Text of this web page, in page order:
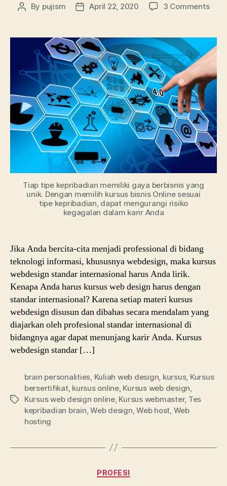
Post
By pujism
PostApril 22, 2020 3 Commentson
Tiap tipe kepribadian memiliki gaya berbisnis yang
unik. Dengan memilih kursus bisnis Online sesuai
tipe kepribadian, dapat mengurangi risiko
kegagalan dalam karir Anda
Jika Anda bercita-cita menjadi professional di bidang
teknologi informasi, khususnya webdesign, maka kursus
webdesign standar internasional harus Anda lirik.
Kenapa Anda harus kursus web design harus dengan
standar internasional? Karena setiap materi kursus
webdesign disusun dan dibahas secara mendalam yang
diajarkan oleh profesional standar internasional di
bidangnya agar dapat menunjang karir Anda. Kursus
webdesign standar […]
Tags
brain personalities Kuliah web design kursus, Kursus
bersertifikat, kursus online, Kursus web design
Kursus web design online, Kursus webmaster, Tes
kepribadian brain ,Web design ,Web host Web
hosting
Categories
PROFESI